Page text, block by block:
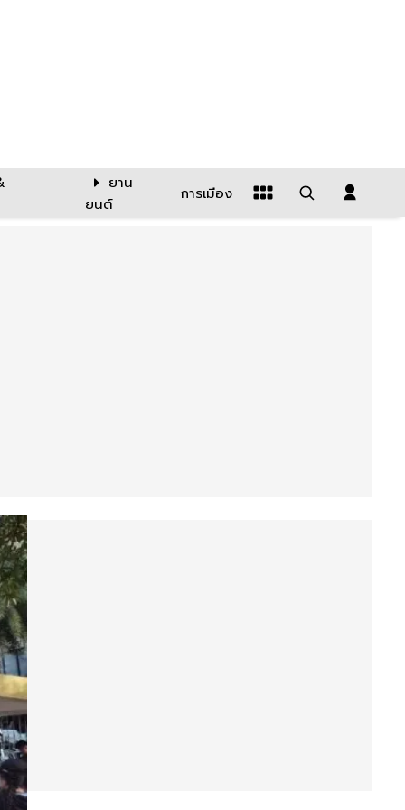
ยาน
ยนต์
การเมือง